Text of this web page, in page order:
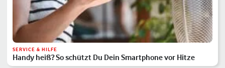
SERVICE & HILFE
Handy heiß? So schützt Du Dein Smartphone vor Hitze